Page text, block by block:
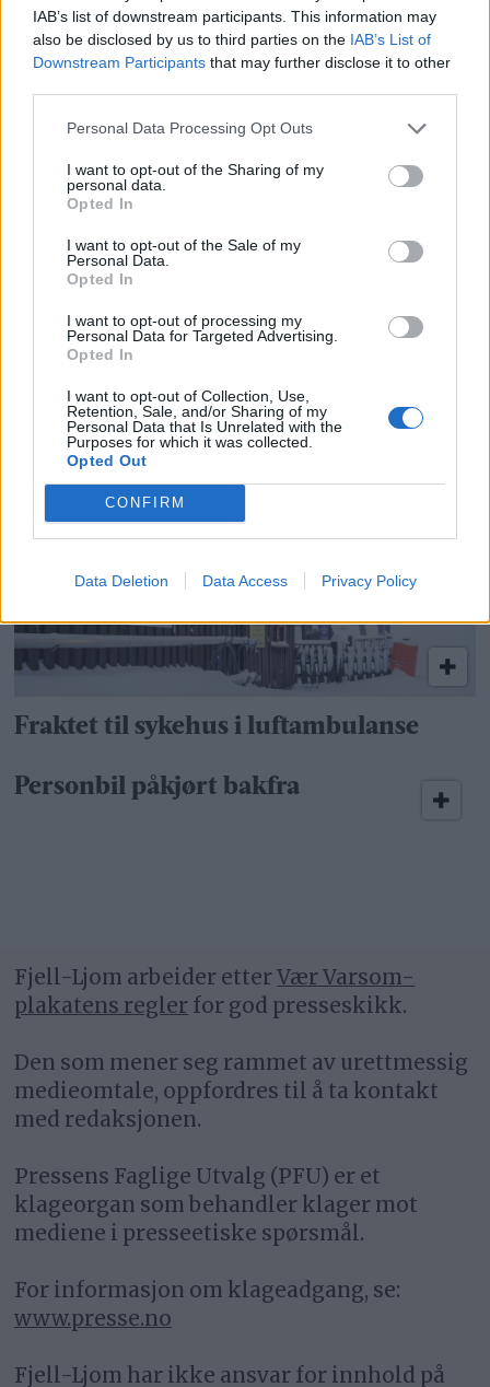
IAB’s list of downstream participants. This information may
also be disclosed by us to third parties on the IAB’s List of
Downstream Participants that may further disclose it to other
Personal Data Processing Opt Outs
I want to opt-out of the Sharing of my
personal data.
Opted In
I want to opt-out of the Sale of my
Personal Data.
Opted In
I want to opt-out of processing my
Personal Data for Targeted Advertising.
Opted In
I want to opt-out of Collection, Use,
Retention, Sale, and/or Sharing of my
Personal Data that Is Unrelated with the
Purposes for which it was collected.
Opted Out
CONFIRM
Data Deletion Data Access Privacy Policy
Motorsykkel i ulykke på Orvos
Ren Røros El-service frikjent etter
arbeidsulykke
Fraktet til sykehus i luftambulanse
Personbil påkjørt bakfra
Fjell-Ljom arbeider etterVær Varsom-
plakatens regler for god presseskikk.
Den som mener seg rammet av urettmessig
medieomtale, oppfordres til å ta kontakt
med redaksjonen.
Pressens Faglige Utvalg (PFU) er et
klageorgan som behandler klager mot
mediene i presseetiske spørsmål.
For informasjon om klageadgang, se:
www.presse.no
Fjell-Ljom har ikke ansvar for innhold på